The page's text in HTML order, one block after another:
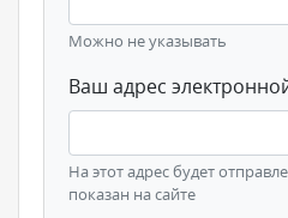
Можно не указывать
Ваш адрес
На этот адрес будет
показан на сайте